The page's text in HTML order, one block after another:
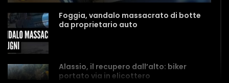
Foggia, vandalo massacrato di botte
da proprietario auto
Alassio, il recupero dall’alto: biker
portato via in elicottero